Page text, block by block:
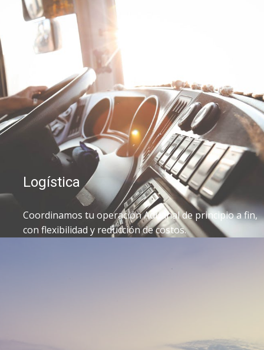
Logística
Coordinamos tu operación Aduanal de principio a fin,
con flexibilidad y reducción de costos.